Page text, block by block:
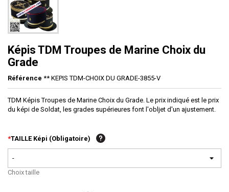
Képis TDM Troupes de Marine Choix du
Grade
Référence ** KEPIS TDM-CHOIX DU GRADE-3855-V
TDM Képis Troupes de Marine Choix du Grade. Le prix indiqué est le prix
du képi de Soldat, les grades supérieures font l'obljet d'un ajustement.
*TAILLE Képi (Obligatoire)
-
Choix taille